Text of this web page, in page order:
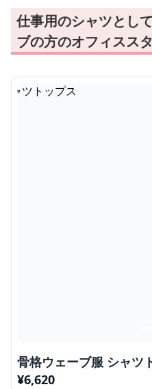
仕事用のシャツとし
ブの方のオフィスス
骨格ウェーブ服 シャツ
¥6,620